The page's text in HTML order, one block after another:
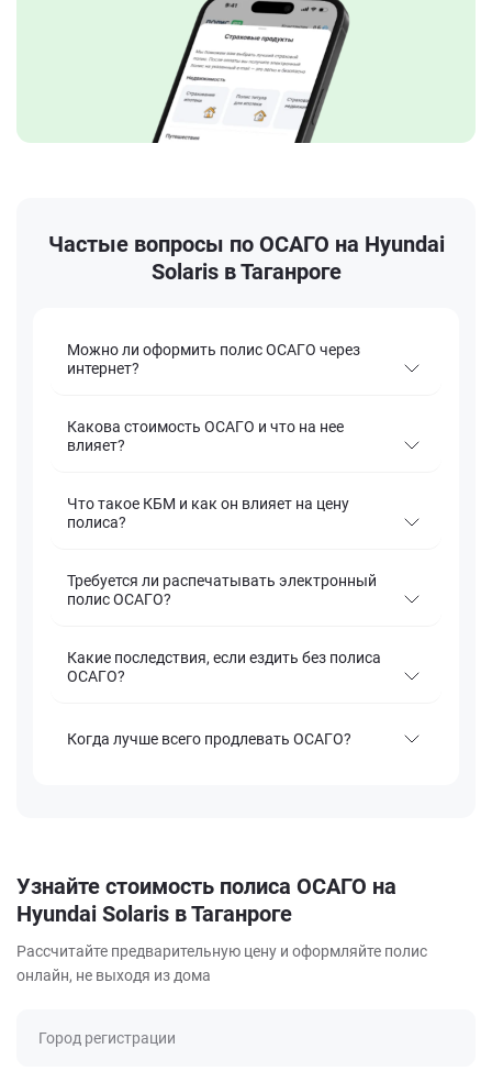
Частые вопросы по ОСАГО на Hyundai
Solaris в Таганроге
Можно ли оформить полис ОСАГО через
интернет?
Какова стоимость ОСАГО и что на нее
влияет?
Что такое КБМ и как он влияет на цену
полиса?
Требуется ли распечатывать электронный
полис ОСАГО?
Какие последствия, если ездить без полиса
ОСАГО?
Когда лучше всего продлевать ОСАГО?
Узнайте стоимость полиса ОСАГО на
Hyundai Solaris в Таганроге
Рассчитайте предварительную цену и оформляйте полис
онлайн, не выходя из дома
Город регистрации